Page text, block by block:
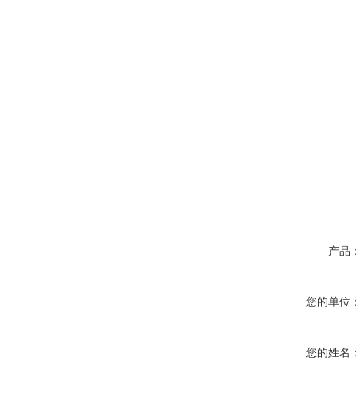
产品
您的单位
您的姓名